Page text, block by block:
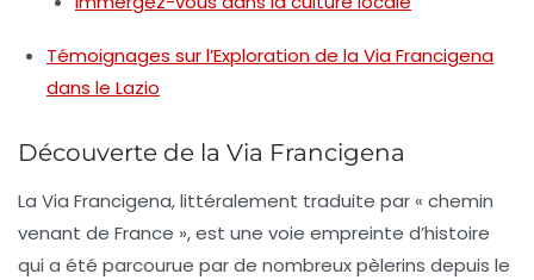
Témoignages sur l’Exploration de la Via Francigena
dans le Lazio
Découverte de la Via Francigena
La Via Francigena, littéralement traduite par « chemin
venant de France », est une voie empreinte d’histoire
qui a été parcourue par de nombreux pèlerins depuis le